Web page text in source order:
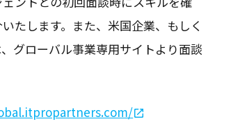
たします。また、米国企業、もしく
グローバル事業専用サイトより面談